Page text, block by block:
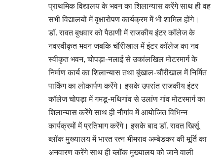
प्राथमिक विद्यालय के भवन का शिलान्यास करेंगे साथ ही वह
सभी विद्यालयों में वृक्षारोपण कार्यक्रम में भी शामिल होंगे।
डॉ. रावत बुधवार को पैठाणी में राजकीय इंटर कॉलेज के
नवस्वीकृत भवन जबकि चौंरीखाल में इंटर कॉलेज का नव
स्वीकृत भवन, चोपड़ा-नलाई से उकांलखिल मोटरमार्ग के
निर्माण कार्य का शिलान्यास तथा बूंखाल-चौंरीखाल में निर्मित
पार्किंग का लोकार्पण करेंगे। इसके उपरांत राजकीय इंटर
कॉलेज चोपड़ा में गमडू-मथिगांव से उलांण गांव मोटरमार्ग का
शिलान्यास करेंगे साथ ही नौगांव में आयोजित विभिन्न
कार्यक्रमों में प्रतिभाग करेंगे। इसके बाद डॉ. रावत खिर्सू
ब्लॉक मुख्यालय में भारत रत्न भीमराव अम्बेडकर की मूर्ति का
अनवारण करेंगे साथ ही ब्लॉक मुख्यालय को जाने वाली